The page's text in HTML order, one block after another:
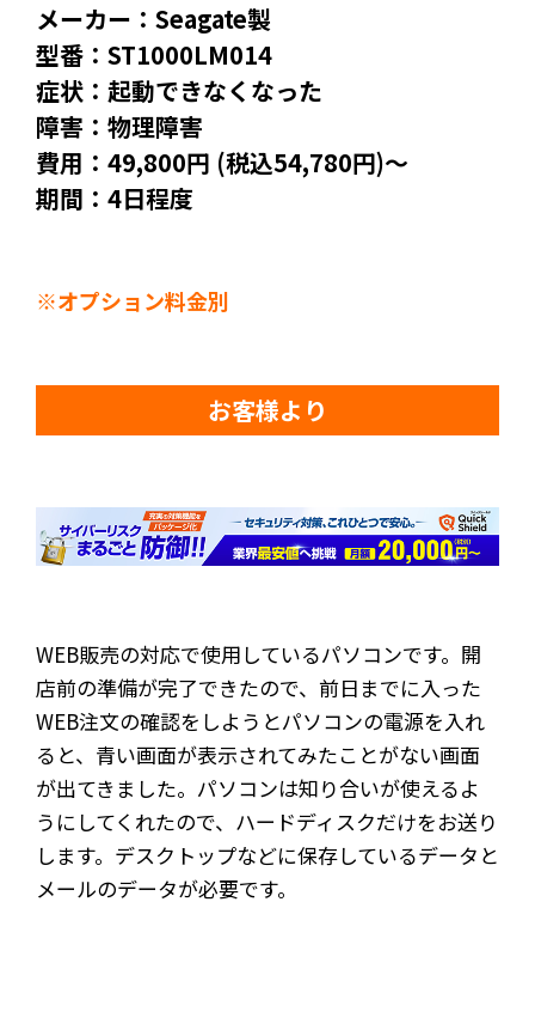
メーカー：Seagate製
型番：ST1000LM014
症状：起動できなくなった
障害：物理障害
費用：49,800円 (税込54,780円)～
期間：4日程度
※オプション料金別
お客様より
WEB販売の対応で使用しているパソコンです。開
店前の準備が完了できたので、前日までに入った
WEB注文の確認をしようとパソコンの電源を入れ
ると、青い画面が表示されてみたことがない画面
が出てきました。パソコンは知り合いが使えるよ
うにしてくれたので、ハードディスクだけをお送り
します。デスクトップなどに保存しているデータと
メールのデータが必要です。